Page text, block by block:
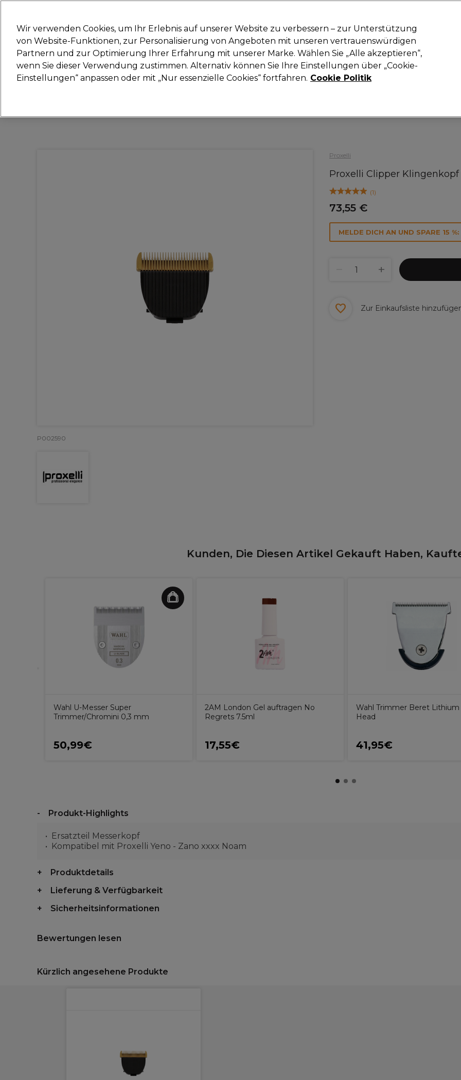
Marken Deals Haare Elektrogeräte Saloneinrichtung Kosmetik Herrenfriseur Inspiration Neue
Lieferung und Lieferzeiten
Proxelli
Proxelli Clipper Klingenkopf
(1)
73,55 €
P002590
MELDE DICH AN UND SPARE 15
Zur Einkaufsliste
Kunden, Die Diesen Artikel Gekauft Haben,
Wahl U-Messer Super
Trimmer/Chromini 0,3 mm
50,99€
2AM London Gel auftragen No
Regrets 7.5ml
17,55€
Wahl Trimmer Beret Lithium
Head
41,95€
Produkt-Highlights
Ersatzteil Messerkopf
Kompatibel mit Proxelli Yeno - Zano xxxx Noam
Produktdetails
Lieferung & Verfügbarkeit
Sicherheitsinformationen
Bewertungen lesen
Kürzlich angesehene Produkte
Wir verwenden Cookies, um Ihr Erlebnis auf unserer Website zu verbessern – zur Unterstützung
von Website-Funktionen, zur Personalisierung von Angeboten mit unseren vertrauenswürdigen
Partnern und zur Optimierung Ihrer Erfahrung mit unserer Marke. Wählen Sie „Alle akzeptieren“,
wenn Sie dieser Verwendung zustimmen. Alternativ können Sie Ihre Einstellungen über „Cookie-
Einstellungen“ anpassen oder mit „Nur essenzielle Cookies“ fortfahren. Cookie Politik